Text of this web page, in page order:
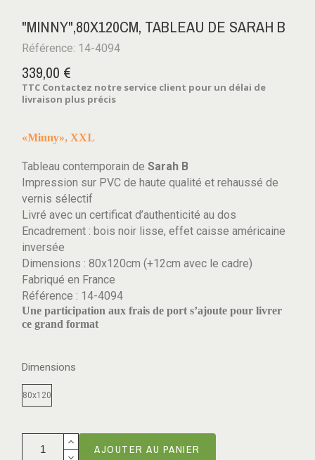
"MINNY",80X120CM, TABLEAU DE SARAH B
Référence: 14-4094
339,00 €
TTC Contactez notre service client pour un délai de
livraison plus précis
«Minny», XXL
Tableau contemporain de Sarah B
Impression sur PVC de haute qualité et rehaussé de
vernis sélectif
Livré avec un certificat d’authenticité au dos
Encadrement : bois noir lisse, effet caisse américaine
inversée
Dimensions : 80x120cm (+12cm avec le cadre)
Fabriqué en France
Référence : 14-4094
Une participation aux frais de port s’ajoute pour livrer
ce grand format
Dimensions
80x120
AJOUTER AU PANIER